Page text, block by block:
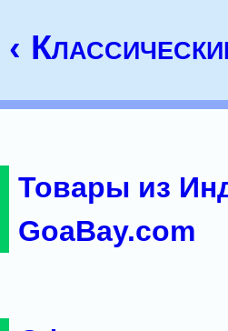
‹
Товары из
GoaBay.com